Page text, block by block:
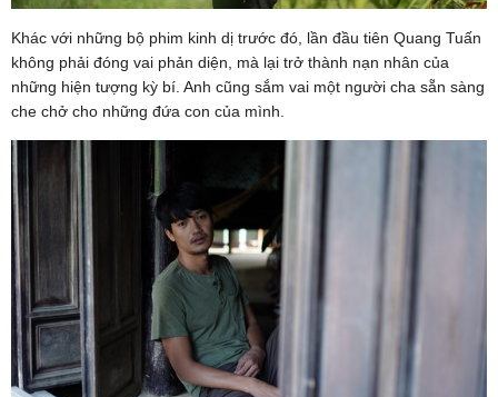
Khác với những bộ phim kinh dị trước đó, lần đầu tiên Quang Tuấn
không phải đóng vai phản diện, mà lại trở thành nạn nhân của
những hiện tượng kỳ bí. Anh cũng sắm vai một người cha sẵn sàng
che chở cho những đứa con của mình.